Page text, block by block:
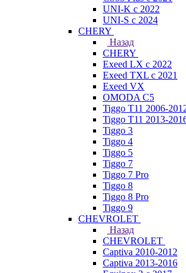
UNI-K с 2022
UNI-S с 2024
CHERY
Назад
CHERY
Exeed LX с 2022
Exeed TXL с 2021
Exeed VX
OMODA C5
Tiggo T11 2006-
Tiggo T11 2013-
Tiggo 3
Tiggo 4
Tiggo 5
Tiggo 7
Tiggo 7 Pro
Tiggo 8
Tiggo 8 Pro
Tiggo 9
CHEVROLET
Назад
CHEVROLET
Captiva 2010-2012
Captiva 2013-2016